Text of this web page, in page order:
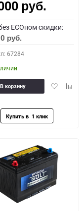
руб.
ECOном скидки:
руб.
67284
Добавить
В корзину